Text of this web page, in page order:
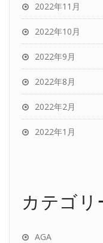
2022年11月
2022年10月
2022年9月
2022年8月
2022年2月
2022年1月
カテゴリ
AGA